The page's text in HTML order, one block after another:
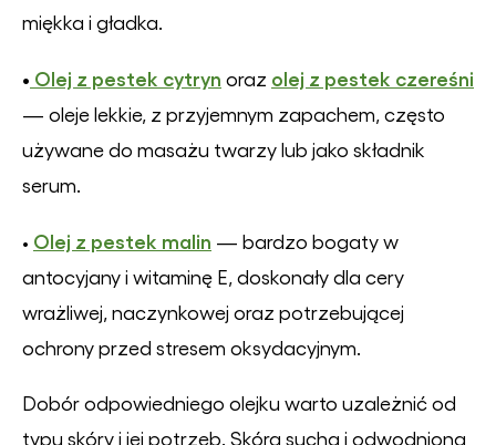
miękka i gładka.
• Olej z pestek cytryn oraz olej z pestek czereśni
— oleje lekkie, z przyjemnym zapachem, często
używane do masażu twarzy lub jako składnik
serum.
• Olej z pestek malin — bardzo bogaty w
antocyjany i witaminę E, doskonały dla cery
wrażliwej, naczynkowej oraz potrzebującej
ochrony przed stresem oksydacyjnym.
Dobór odpowiedniego olejku warto uzależnić od
typu skóry i jej potrzeb. Skóra sucha i odwodniona